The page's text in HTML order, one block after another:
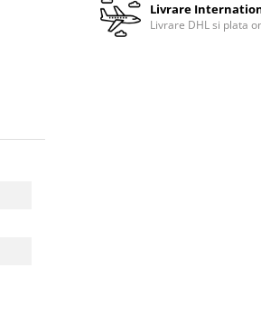
Livrare
Livrare DHL si plata